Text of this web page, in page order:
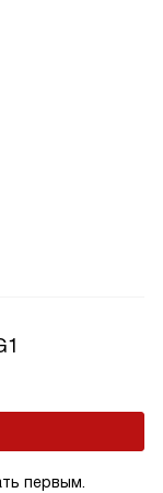
первым.